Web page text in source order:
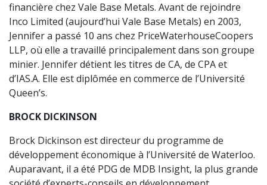
financière chez Vale Base Metals. Avant de rejoindre
Inco Limited (aujourd’hui Vale Base Metals) en 2003,
Jennifer a passé 10 ans chez PriceWaterhouseCoopers
LLP, où elle a travaillé principalement dans son groupe
minier. Jennifer détient les titres de CA, de CPA et
d’IAS.A. Elle est diplômée en commerce de l’Université
Queen’s.
BROCK DICKINSON
Brock Dickinson est directeur du programme de
développement économique à l’Université de Waterloo.
Auparavant, il a été PDG de MDB Insight, la plus grande